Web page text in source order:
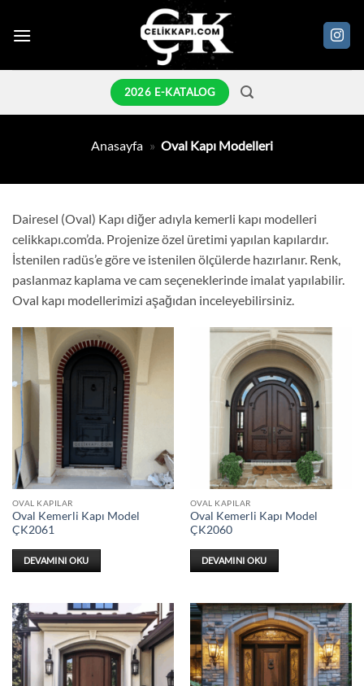
atla
2026 E-KATALOG
Anasayfa » Oval Kapı Modelleri
Dairesel (Oval) Kapı diğer adıyla kemerli kapı modelleri
celikkapı.com’da. Projenize özel üretimi yapılan kapılardır.
İstenilen radüs’e göre ve istenilen ölçülerde hazırlanır. Renk,
paslanmaz kaplama ve cam seçeneklerinde imalat yapılabilir.
Oval kapı modellerimizi aşağıdan inceleyebilirsiniz.
OVAL KAPILAR
Oval Kemerli Kapı Model
ÇK2061
DEVAMINI OKU
OVAL KAPILAR
Oval Kemerli Kapı Model
ÇK2060
DEVAMINI OKU